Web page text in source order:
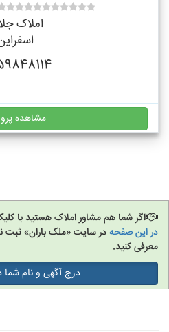
املاک
مشاهده
اگر شما هم مشاور املاک هستید با
در این صفحهدر سایت «ملک باران» ثبت
معرفی کنید.
درج آگهی و نام